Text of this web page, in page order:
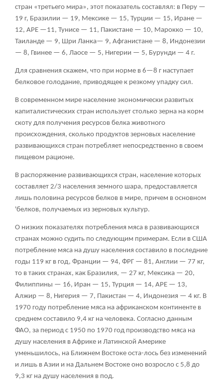
стран «третьего мира», этот показатель составлял: в Перу —
19 г, Бразилии — 19, Мексике — 15, Турции — 15, Иране —
12, АРЕ —11, Тунисе — 11, Пакистане — 10, Марокко — 10,
Таиланде — 9, Шри Ланка— 9, Афганистане — 8, Индонезии
— 8, Гвинее — 6, Лаосе — 5, Нигерии — 5, Бурунди — 4 г.
Для сравнения скажем, что при норме в 6—8 г наступает
белковое голодание, приводящее к резкому упадку сил.
В современном мире население экономически развитых
капиталистических стран использует столько зерна на корм
скоту для получения ресурсов белка животного
происхождения, сколько продуктов зерновых население
развивающихся стран потребляет непосредственно в своем
пищевом рационе.
В распоряжение развивающихся стран, население которых
составляет 2/3 населения земного шара, предоставляется
лишь половина ресурсов белков в мире, причем в основном
'белков, получаемых из зерновых культур.
О низких показателях потребления мяса в развивающихся
странах можно судить по следующим примерам. Если в США
потребление мяса на душу населения составило в последние
годы 119 кг в год, Франции — 94, ФРГ — 81, Англии — 77 кг,
то в таких странах, как Бразилия, — 27 кг, Мексика — 20,
Филиппины — 16, Иран — 15, Турция — 14, АРЕ — 13,
Алжир — 8, Нигерия — 7, Пакистан — 4, Индонезия — 4 кг. В
1970 году потребление мяса на африканском континенте в
среднем составило 9,4 кг на человека. Согласно данным
ФАО, за период с 1950 по 1970 год производство мяса на
душу населения в Африке и Латинской Америке
уменьшилось, на Ближнем Востоке оста-лось без изменений
и лишь в Азии и на Дальнем Востоке оно возросло с 5,8 до
9,3 кг на душу населения в под.